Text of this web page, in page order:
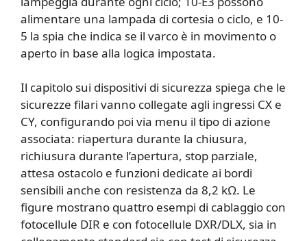
alimentare una lampada di cortesia o ciclo, e 10-
5 la spia che indica se il varco è in movimento o
aperto in base alla logica impostata.
Il capitolo sui dispositivi di sicurezza spiega che le
sicurezze filari vanno collegate agli ingressi CX e
CY, configurando poi via menu il tipo di azione
associata: riapertura durante la chiusura,
richiusura durante l’apertura, stop parziale,
attesa ostacolo e funzioni dedicate ai bordi
sensibili anche con resistenza da 8,2 kΩ. Le
figure mostrano quattro esempi di cablaggio con
fotocellule DIR e con fotocellule DXR/DLX, sia in